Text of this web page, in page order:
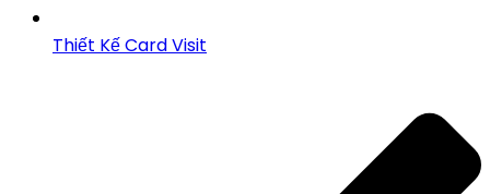
Thiết Kế Card Visit